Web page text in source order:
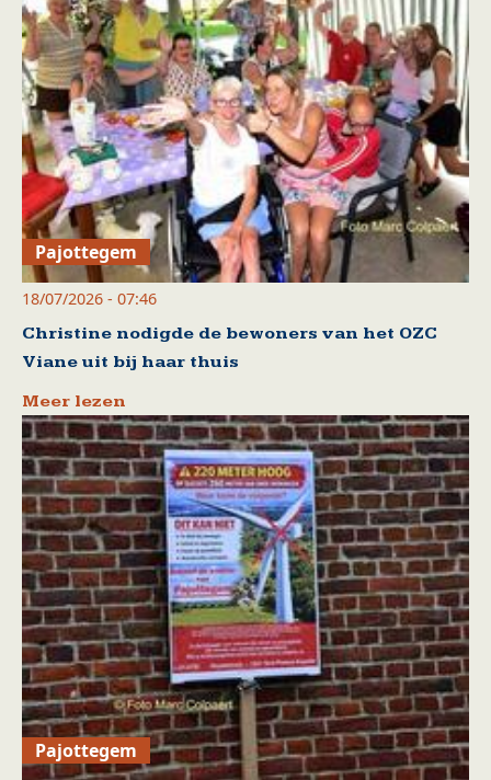
Pajottegem
18/07/2026 - 07:46
Christine nodigde de bewoners van het OZC
Viane uit bij haar thuis
Meer lezen
Pajottegem